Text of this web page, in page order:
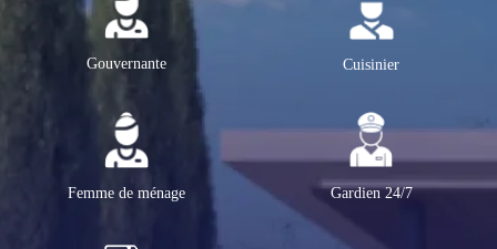
Gouvernante Cuisinier
Femme de ménage Gardien 24/7